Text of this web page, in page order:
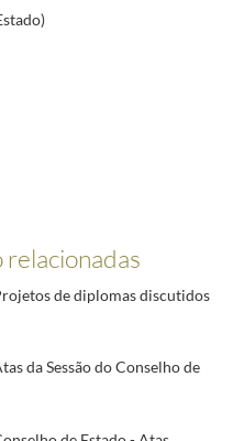
de diplomas discutidos
da Sessão do Conselho de